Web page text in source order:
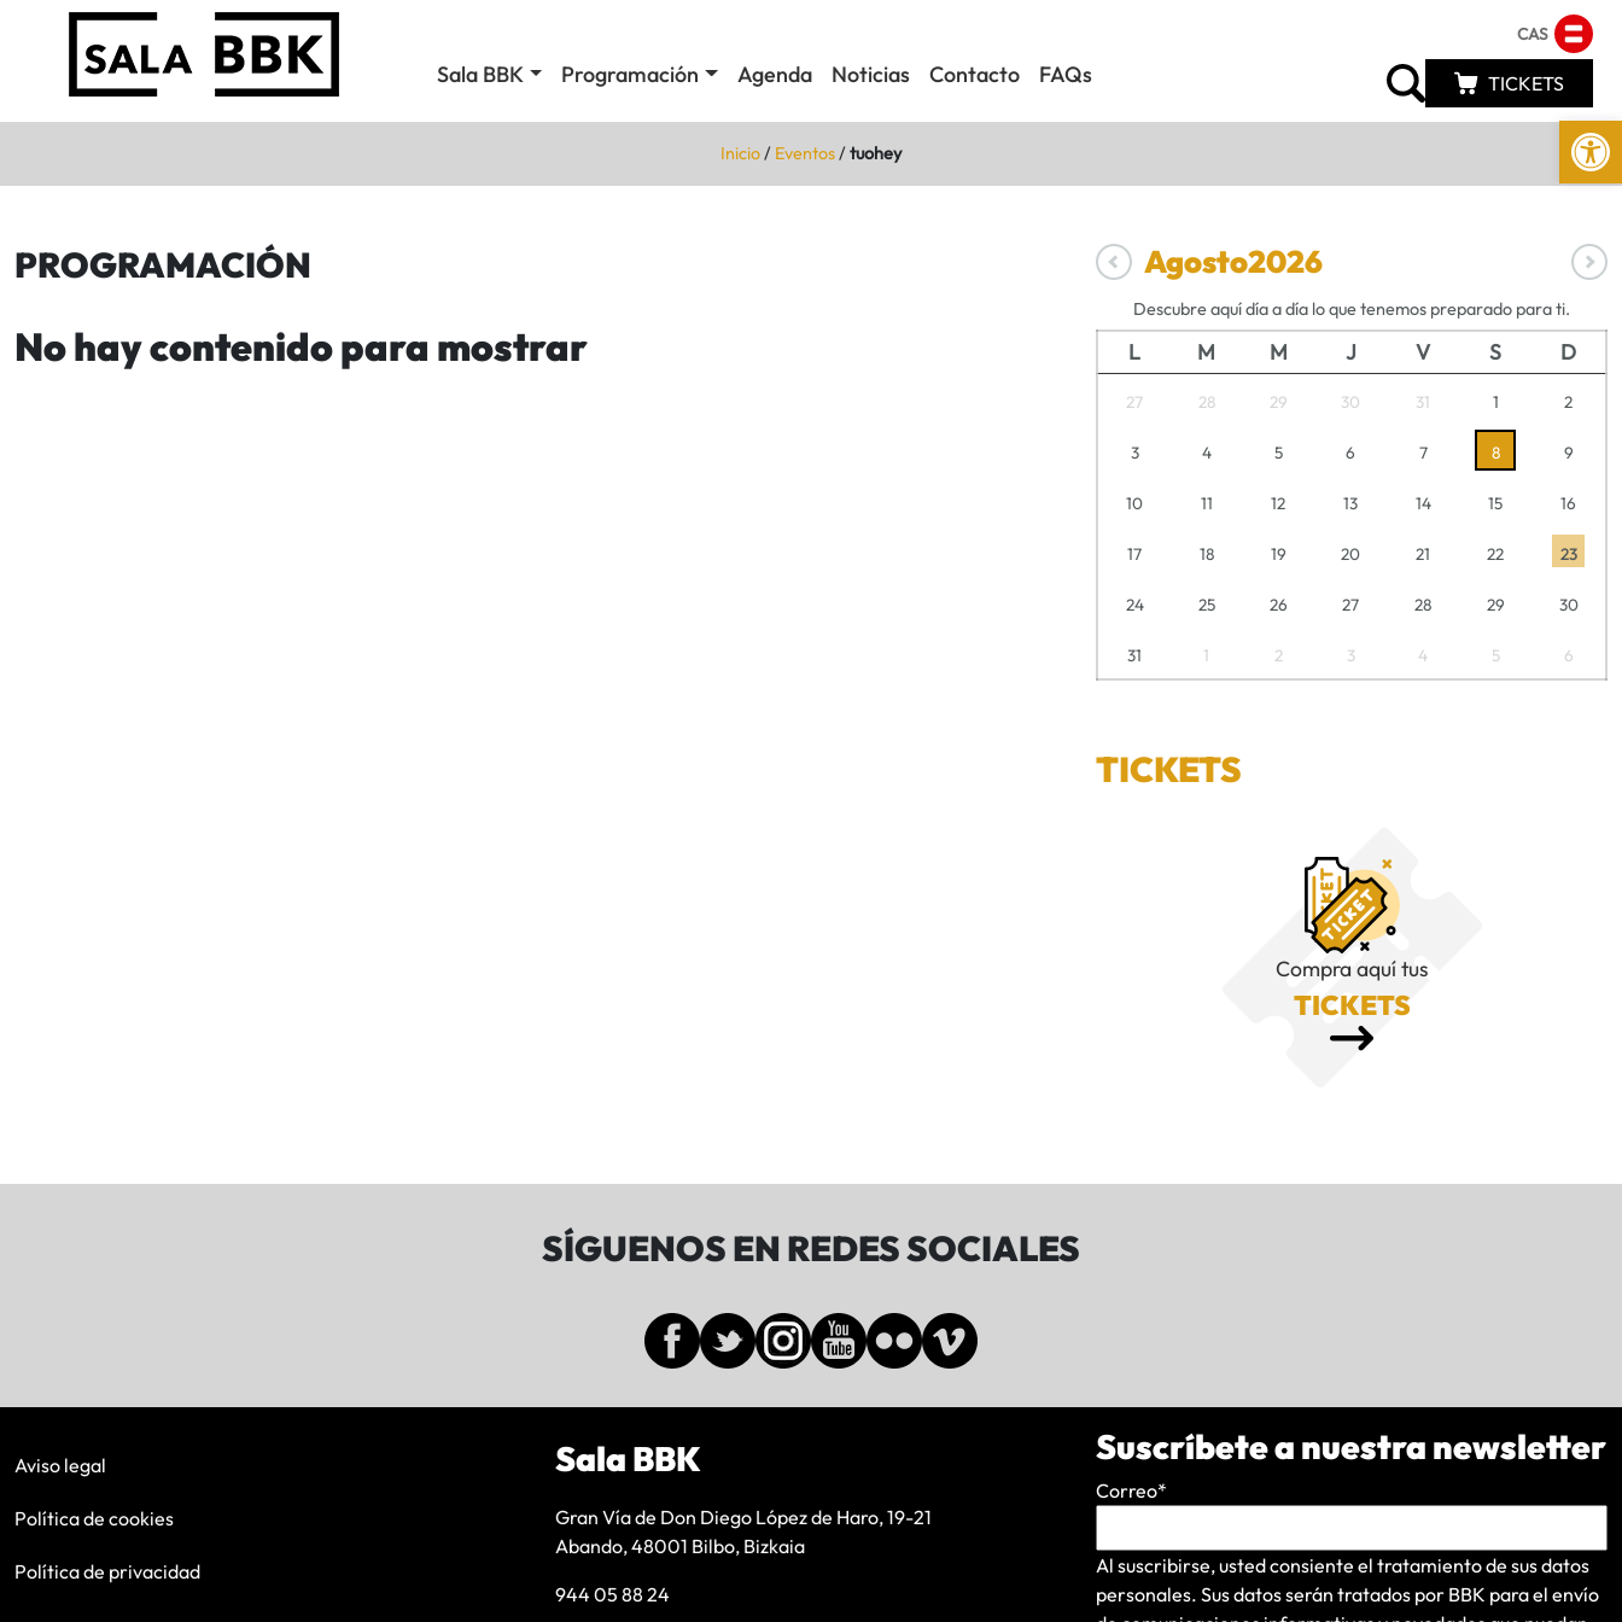
Abrir
Sala BBK Programación Agenda Noticias Contacto FAQs
CAS
TICKETS
Inicio/ Eventos/tuohey
PROGRAMACIÓN
No hay contenido para mostrar
Agosto2026
Descubre aquí día a día lo que tenemos preparado para ti.
L M M J V S D
27 28 29 30 31 1 2
3 4 5 6 7 8 9
10 11 12 13 14 15 16
17 18 19 20 21 22 23
24 25 26 27 28 29 30
31 1 2 3 4 5 6
TICKETS
Compra aquí tus
TICKETS
SÍGUENOS EN REDES SOCIALES
Aviso legal
Política de cookies
Política de privacidad
Sala BBK
Gran Vía de Don Diego López de Haro, 19-21
Abando, 48001 Bilbo, Bizkaia
944 05 88 24
Suscríbete a nuestra newsletter
Correo*
Al suscribirse, usted consiente el tratamiento de sus datos
personales. Sus datos serán tratados por BBK para el envío